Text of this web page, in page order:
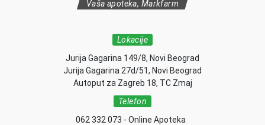
Vaša apoteka, Markfarm
Lokacije
Jurija Gagarina 149/8, Novi Beograd
Jurija Gagarina 27d/51, Novi Beograd
Autoput za Zagreb 18, TC Zmaj
Telefon
062 332 073 - Online Apoteka